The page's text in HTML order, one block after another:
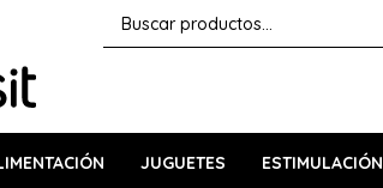
JUGUETES ESTIMULACIÓN